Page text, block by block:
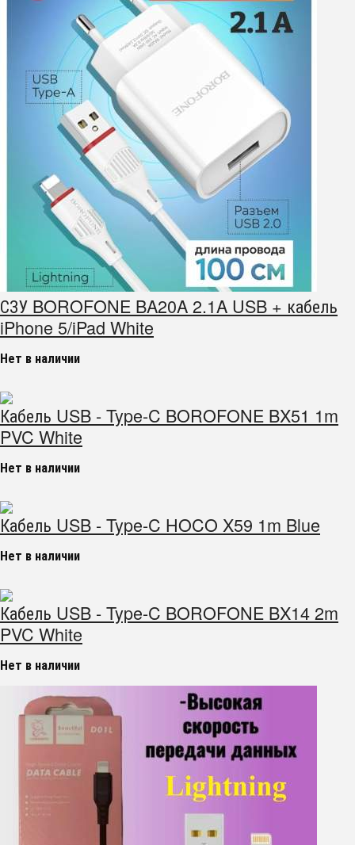
СЗУ BOROFONE BA20A 2.1A USB + кабель
iPhone 5/iPad White
Нет в наличии
Кабель USB - Type-C BOROFONE BX51 1m
PVC White
Нет в наличии
Кабель USB - Type-C HOCO X59 1m Blue
Нет в наличии
Кабель USB - Type-C BOROFONE BX14 2m
PVC White
Нет в наличии